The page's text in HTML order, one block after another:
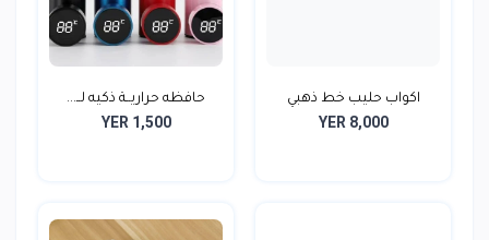
اكواب حليب خط ذهبي
YER 8,000
حافظه حراريــة ذكيه لــ...
YER 1,500